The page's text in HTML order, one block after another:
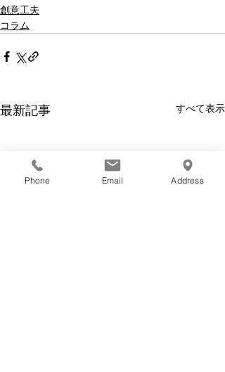
創意工夫
コラム
最新記事 すべて表示
Phone Email Address